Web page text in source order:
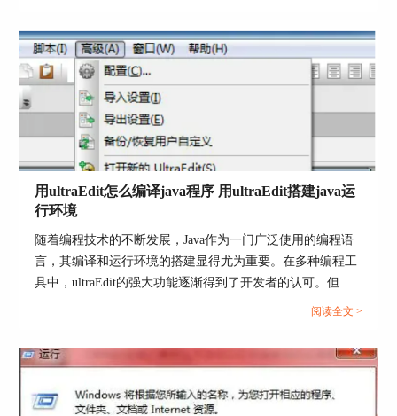
当这个命令执行时，%f表示在命令行自动插入活动的文件名，比
如现在的文件名是test.py，那么插入的就是test.py文件，完整的书
点击“跑”按钮，因为我们开启了Dos窗口，所以会
弹出一下Dos的窗口，然后会继续弹出新窗口的文
件命令输出窗口，见图7的效果。
会出现应用错误，Ultraedit应用程序错误怎么办。同时，我
们还将分享一些防止UE编辑器报错的实用技巧，以确保你的
编辑体验始终顺畅无阻。...
用ultraEdit怎么编译java程序 用ultraEdit搭建java运
行环境
随着编程技术的不断发展，Java作为一门广泛使用的编程语
言，其编译和运行环境的搭建显得尤为重要。在多种编程工
具中，ultraEdit的强大功能逐渐得到了开发者的认可。但
是，用ultraEdit怎么编译Java程序？用ultraEdit如何搭建Java
文将围绕这些问题，详细探讨ultraEdit在Java编程中的应
用。...
阅读全文 >